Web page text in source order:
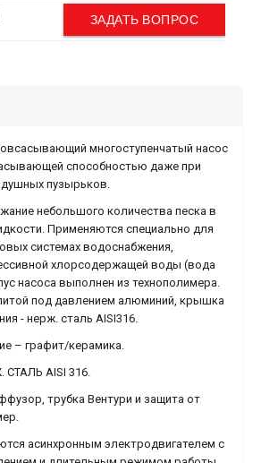
ЗАДАТЬ ВОПРОС
многоступенчатый насос
способностью даже при
пузырьков.
небольшого количества песка в
Применяются специально для
системах водоснабжения,
хлорсодержащей воды (вода
насоса выполнен из технополимера.
под давлением алюминий, крышка
- нерж. сталь AISI316.
– графит/керамика.
AISI 316.
трубка Вентури и защита от
асинхронным электродвигателем с